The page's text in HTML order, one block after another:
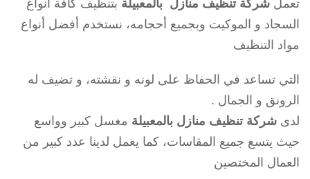
تعمل شركة تنظيف منازل بالمعبيلة بتنظيف كافة أنواع
السجاد و الموكيت وبجميع أحجامه، نستخدم أفضل أنواع
مواد التنظيف
التي تساعد في الحفاظ على لونه و نقشته، و تضيف له
الرونق و الجمال .
لدى شركة تنظيف منازل بالمعبيلة مغسل كبير وواسع
حيث يتسع جميع المقاسات، كما يعمل لدينا عدد كبير من
العمال المختصين